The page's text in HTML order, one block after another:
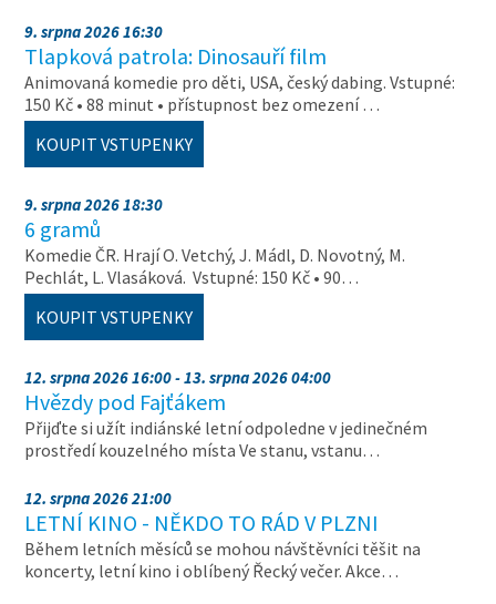
9. srpna 2026 16:30
Tlapková patrola: Dinosauří film
Animovaná komedie pro děti, USA, český dabing. Vstupné:
150 Kč • 88 minut • přístupnost bez omezení …
KOUPIT VSTUPENKY
9. srpna 2026 18:30
6 gramů
Komedie ČR. Hrají O. Vetchý, J. Mádl, D. Novotný, M.
Pechlát, L. Vlasáková. Vstupné: 150 Kč • 90…
KOUPIT VSTUPENKY
12. srpna 2026 16:00 - 13. srpna 2026 04:00
Hvězdy pod Fajťákem
Přijďte si užít indiánské letní odpoledne v jedinečném
prostředí kouzelného místa Ve stanu, vstanu…
12. srpna 2026 21:00
LETNÍ KINO - NĚKDO TO RÁD V PLZNI
Během letních měsíců se mohou návštěvníci těšit na
koncerty, letní kino i oblíbený Řecký večer. Akce…